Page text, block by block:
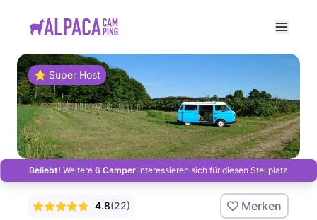
⭐ Super Host
Beliebt! Weitere 6 Camper interessieren sich für diesen Stellplatz
4.8(22) Merken